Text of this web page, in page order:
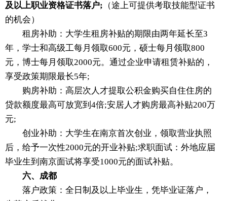
及以上职业资格证书落户; （途上可提供考取技能型证书
的机会）
租房补助：大学生租房补贴的期限由两年延长至3
年，学士和高级工每月领取600元，硕士每月领取800
元，博士每月领取2000元。通过企业申请租赁补贴的，
享受政策期限最长5年;
购房补助：高层次人才提取公积金购买自住住房的
贷款额度最高可放宽到4倍;安居人才购房最高补贴200万
元;
创业补助：大学生在南京首次创业，领取营业执照
后，给予一次性2000元的开业补贴;求职面试：外地应届
毕业生到南京面试将享受1000元的面试补贴。
六、成都
落户政策：全日制及以上毕业生，凭毕业证落户，